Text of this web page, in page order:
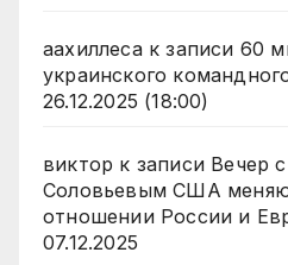
аахиллесак записи 60
украинского
26.12.2025 (18:00)
виктор к записи Вечер
Соловьевым США
отношении России и
07.12.2025